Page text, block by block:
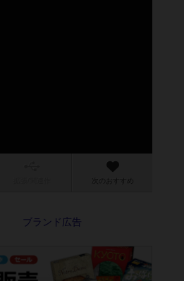
次のおすすめ